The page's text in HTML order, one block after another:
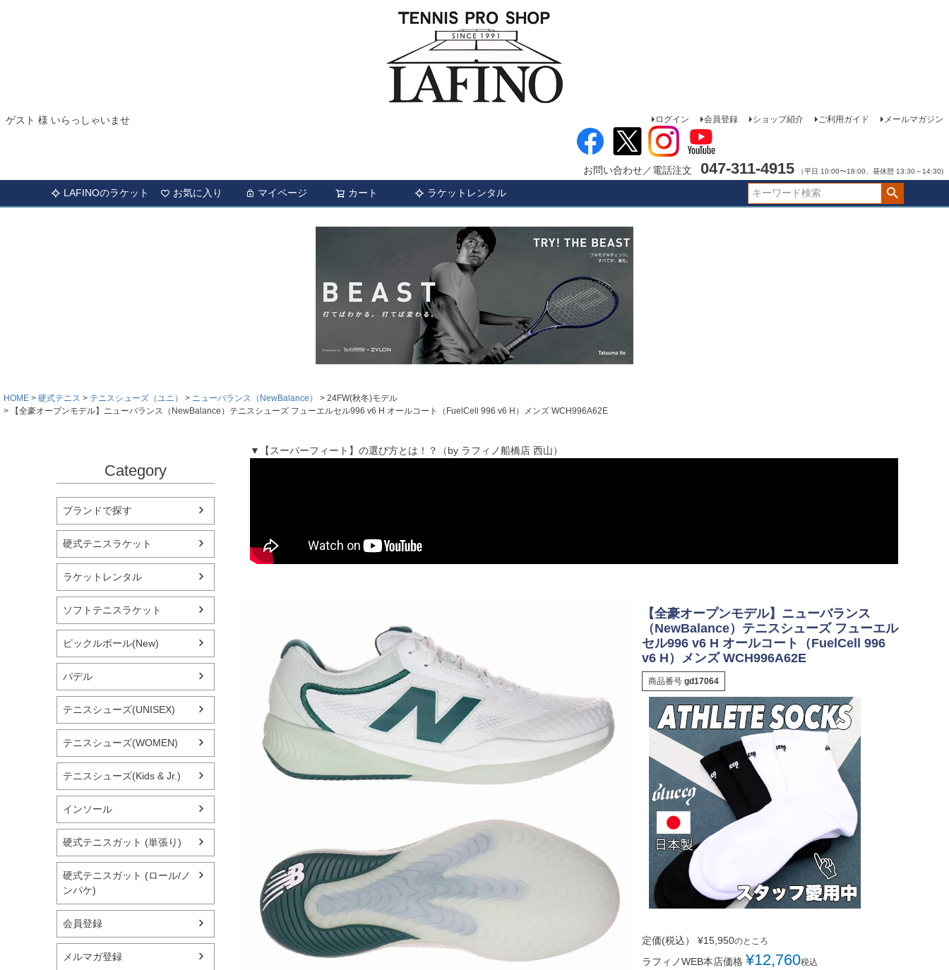
ゲスト 様 いらっしゃいませ ログイン 会員登録 ショップ紹介 ご利用ガイド メールマガジン
お問い合わせ／電話注文 047-311-4915 （平日 10:00〜18:00、昼休憩 13:30～14:30)
LAFINOのラケット お気に入り マイページ カート ラケットレンタル
HOME 硬式テニス テニスシューズ（ユニ） ニューバランス（NewBalance）
24FW(秋冬)モデル
【全豪オープンモデル】ニューバランス（NewBalance）テニスシューズ フューエルセル996 v6 H オールコート（FuelCell 996 v6 H）メンズ WCH996A62E
Category
ブランドで探す
硬式テニスラケット
ラケットレンタル
ソフトテニスラケット
ピックルボール(New)
パデル
テニスシューズ(UNISEX)
テニスシューズ(WOMEN)
テニスシューズ(Kids & Jr.)
インソール
硬式テニスガット (単張り)
硬式テニスガット (ロール/ノ
ンパケ)
会員登録
メルマガ登録
▼【スーパーフィート】の選び方とは！？（by ラフィノ船橋店 西山）
【全豪オープンモデル】ニューバランス
（NewBalance）テニスシューズ フューエル
セル996 v6 H オールコート（FuelCell 996
v6 H）メンズ WCH996A62E
商品番号 gd17064
定価(税込） ¥15,950のところ
ラフィノWEB本店価格 ¥12,760税込